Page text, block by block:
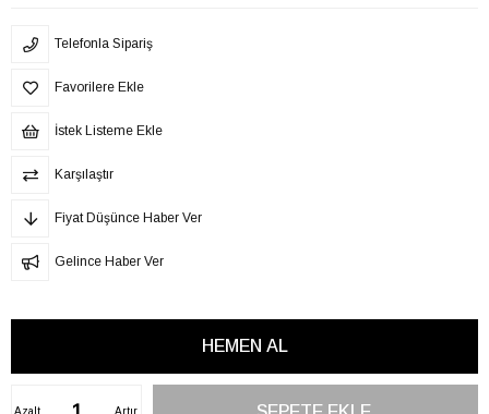
Telefonla Sipariş
Favorilere Ekle
İstek Listeme Ekle
Karşılaştır
Fiyat Düşünce Haber Ver
Gelince Haber Ver
Artır
Azalt